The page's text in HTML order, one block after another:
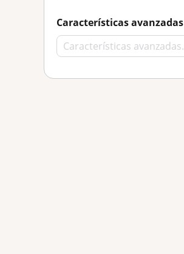
Características avanzadas